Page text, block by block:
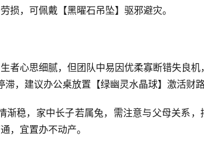
损，可佩戴【黑曜石吊坠】驱邪避灾。
者心思细腻，但团队中易因优柔寡断错失良机
，建议办公桌放置【绿幽灵水晶球】激活财路
稳，家中长子若属兔，需注意与父母关系，
，宜置办不动产。